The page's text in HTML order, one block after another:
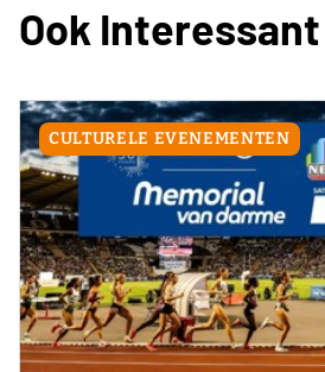
Ook Interessant
CULTURELE EVENEMENTEN